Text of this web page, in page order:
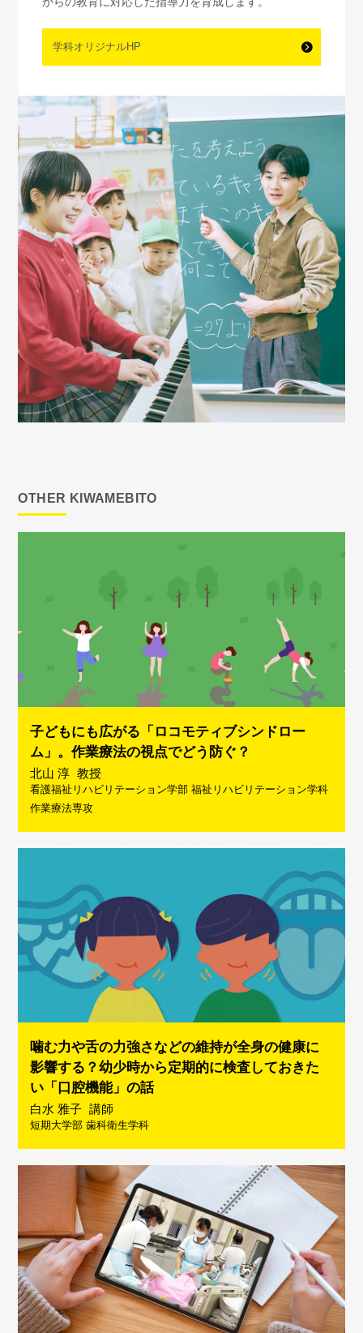
学科オリジナルHP
OTHER KIWAMEBITO
子どもにも広がる「ロコモティブシンドロー
ム」。作業療法の視点でどう防ぐ？
北山 淳 教授
看護福祉リハビリテーション学部 福祉リハビリテーション学科
作業療法専攻
噛む力や舌の力強さなどの維持が全身の健康に
影響する？幼少時から定期的に検査しておきた
い「口腔機能」の話
白水 雅子 講師
短期大学部 歯科衛生学科